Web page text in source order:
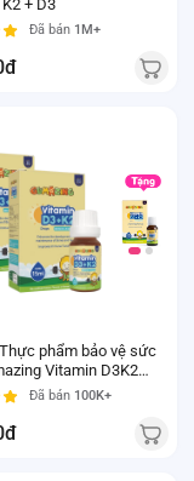
+ D3
Đã bán 1M+
phẩm bảo vệ sức
Vitamin D3K2
Đã bán 100K+